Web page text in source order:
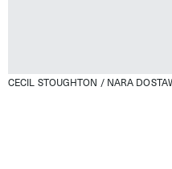
CECIL STOUGHTON / NARA